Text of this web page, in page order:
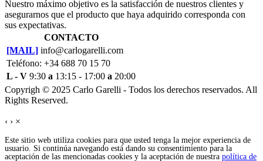
Nuestro máximo objetivo es la satisfacción de nuestros clientes y
asegurarnos que el producto que haya adquirido corresponda con
sus expectativas.
CONTACTO
[MAIL] info@carlogarelli.com
Teléfono: +34 688 70 15 70
L - V 9:30 a 13:15 - 17:00 a 20:00
Copyrigh © 2025 Carlo Garelli - Todos los derechos reservados. All
Rights Reserved.
‹ › ×
Este sitio web utiliza cookies para que usted tenga la mejor experiencia de
usuario. Si continúa navegando está dando su consentimiento para la
aceptación de las mencionadas cookies y la aceptación de nuestra política de